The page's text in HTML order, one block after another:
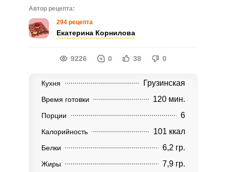
Автор рецепта:
294 рецепта
Екатерина Корнилова
9226 0 38 0
Кухня Грузинская
Время готовки 120 мин.
Порции 6
Калорийность 101 ккал
Белки 6,2 гр.
Жиры 7,9 гр.